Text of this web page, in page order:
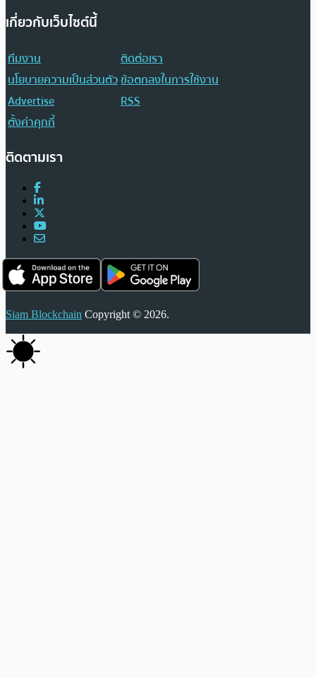
เกี่ยวกับเว็บไซต์นี้
ทีมงาน
ติดต่อเรา
นโยบายความเป็นส่วนตัวข้อตกลงในการใช้งาน
Advertise
RSS
ตั้งค่าคุกกี้
ติดตามเรา
Siam Blockchain Copyright © 2026.